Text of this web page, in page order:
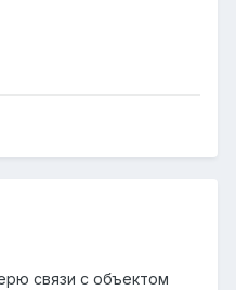
связи с объектом